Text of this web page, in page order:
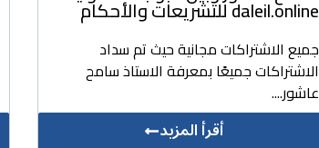
daleil.online للتشريعات والأحكام
جميع الاشتراكات مجانية حيث تم سداد
الاشتراكات جميعًا بمعرفة الاستاذ سامح
عاشور....
أقرأ المزيد